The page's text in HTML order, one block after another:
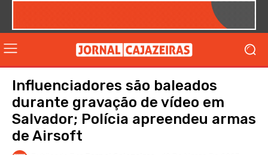
Influenciadores são baleados
durante gravação de vídeo em
Salvador; Polícia apreendeu armas
de Airsoft